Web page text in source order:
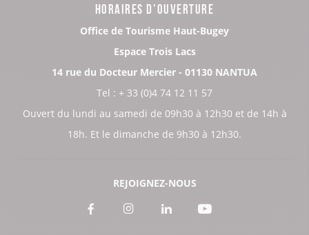
HORAIRES D’OUVERTURE
Office de Tourisme Haut-Bugey
Espace Trois Lacs
14 rue du Docteur Mercier - 01130 NANTUA
Tel : + 33 (0)4 74 12 11 57
Ouvert du lundi au samedi de 09h30 à 12h30 et de 14h à
18h. Et le dimanche de 9h30 à 12h30.
REJOIGNEZ-NOUS
Voir
Voir Voir Voir